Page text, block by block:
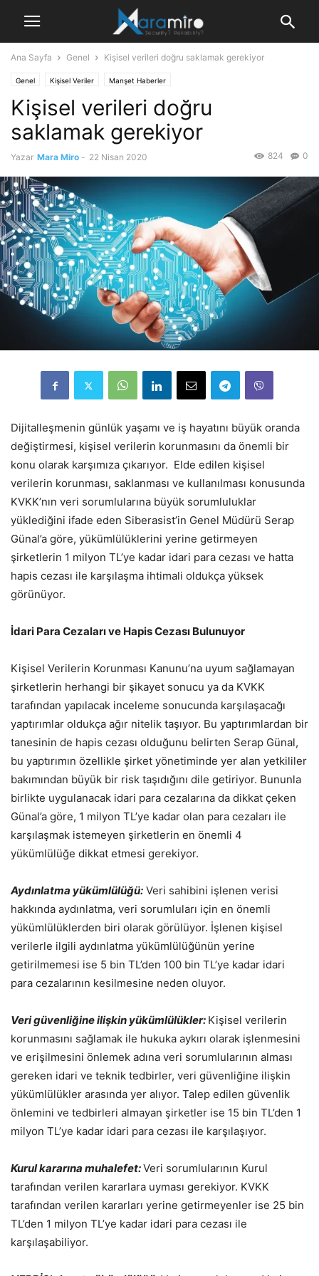
Ana Sayfa Genel Kişisel verileri doğru saklamak gerekiyor
Genel Kişisel Veriler Manşet Haberler
Kişisel verileri doğru
saklamak gerekiyor
Yazar Mara Miro - 22 Nisan 2020 0
824
Dijitalleşmenin günlük yaşamı ve iş hayatını büyük oranda
değiştirmesi, kişisel verilerin korunmasını da önemli bir
konu olarak karşımıza çıkarıyor. Elde edilen kişisel
verilerin korunması, saklanması ve kullanılması konusunda
KVKK’nın veri sorumlularına büyük sorumluluklar
yüklediğini ifade eden Siberasist’in Genel Müdürü Serap
Günal’a göre, yükümlülüklerini yerine getirmeyen
şirketlerin 1 milyon TL’ye kadar idari para cezası ve hatta
hapis cezası ile karşılaşma ihtimali oldukça yüksek
görünüyor.
İdari Para Cezaları ve Hapis Cezası Bulunuyor
Kişisel Verilerin Korunması Kanunu’na uyum sağlamayan
şirketlerin herhangi bir şikayet sonucu ya da KVKK
tarafından yapılacak inceleme sonucunda karşılaşacağı
yaptırımlar oldukça ağır nitelik taşıyor. Bu yaptırımlardan bir
tanesinin de hapis cezası olduğunu belirten Serap Günal,
bu yaptırımın özellikle şirket yönetiminde yer alan yetkililer
bakımından büyük bir risk taşıdığını dile getiriyor. Bununla
birlikte uygulanacak idari para cezalarına da dikkat çeken
Günal’a göre, 1 milyon TL’ye kadar olan para cezaları ile
karşılaşmak istemeyen şirketlerin en önemli 4
yükümlülüğe dikkat etmesi gerekiyor.
Aydınlatma yükümlülüğü: Veri sahibini işlenen verisi
hakkında aydınlatma, veri sorumluları için en önemli
yükümlülüklerden biri olarak görülüyor. İşlenen kişisel
verilerle ilgili aydınlatma yükümlülüğünün yerine
getirilmemesi ise 5 bin TL’den 100 bin TL’ye kadar idari
para cezalarının kesilmesine neden oluyor.
Veri güvenliğine ilişkin yükümlülükler: Kişisel verilerin
korunmasını sağlamak ile hukuka aykırı olarak işlenmesini
ve erişilmesini önlemek adına veri sorumlularının alması
gereken idari ve teknik tedbirler, veri güvenliğine ilişkin
yükümlülükler arasında yer alıyor. Talep edilen güvenlik
önlemini ve tedbirleri almayan şirketler ise 15 bin TL’den 1
milyon TL’ye kadar idari para cezası ile karşılaşıyor.
Kurul kararına muhalefet:Veri sorumlularının Kurul
tarafından verilen kararlara uyması gerekiyor. KVKK
tarafından verilen kararları yerine getirmeyenler ise 25 bin
TL’den 1 milyon TL’ye kadar idari para cezası ile
karşılaşabiliyor.